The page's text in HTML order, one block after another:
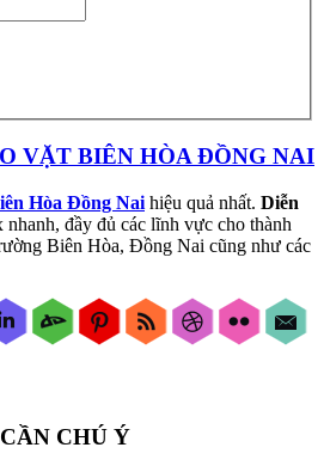
VẶT BIÊN HÒA ĐỒNG NAI
Hòa Đồng Nai hiệu quả nhất. Diễn
nhanh, đầy đủ các lĩnh vực cho thành
Biên Hòa, Đồng Nai cũng như các
CHÚ Ý